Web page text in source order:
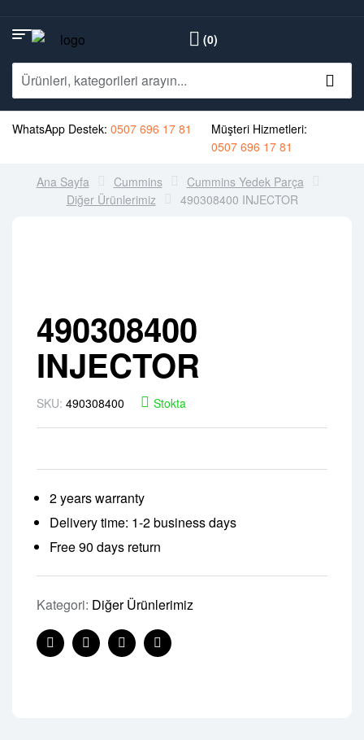
(0)
WhatsApp Destek: 0507 696 17 81
Müşteri Hizmetleri:
0507 696 17 81
Ana Sayfa Cummins
Cummins Yedek Parça
Diğer Ürünlerimiz
490308400 INJECTOR
490308400
INJECTOR
SKU: 490308400 Stokta
2 years warranty
Delivery time: 1-2 business days
Free 90 days return
Kategori: Diğer Ürünlerimiz
FacebookTwitterLinkedinPinterest